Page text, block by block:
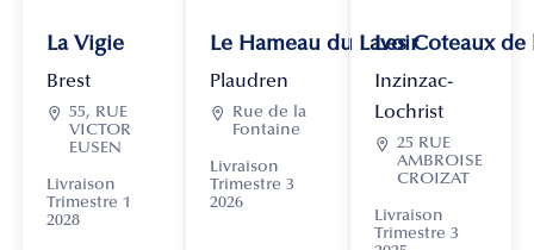
La Vigie
Brest
 55, RUE
VICTOR
EUSEN
Livraison
Trimestre 1
2028
Le Hameau du Lavoir
Plaudren

Rue de la
Fontaine
Livraison
Trimestre 3
2026
Les Coteaux
Inzinzac-
Lochrist
 25 RUE
AMBROISE
CROIZAT
Livraison
Trimestre 3